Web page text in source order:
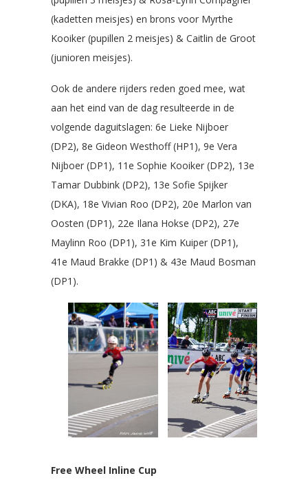
(kadetten meisjes) en brons voor Myrthe
Kooiker (pupillen 2 meisjes) & Caitlin de Groot
(junioren meisjes).
Ook de andere rijders reden goed mee, wat
aan het eind van de dag resulteerde in de
volgende daguitslagen: 6e Lieke Nijboer
(DP2), 8e Gideon Westhoff (HP1), 9e Vera
Nijboer (DP1), 11e Sophie Kooiker (DP2), 13e
Tamar Dubbink (DP2), 13e Sofie Spijker
(DKA), 18e Vivian Roo (DP2), 20e Marlon van
Oosten (DP1), 22e Ilana Hokse (DP2), 27e
Maylinn Roo (DP1), 31e Kim Kuiper (DP1),
41e Maud Brakke (DP1) & 43e Maud Bosman
(DP1).
Free Wheel Inline Cup